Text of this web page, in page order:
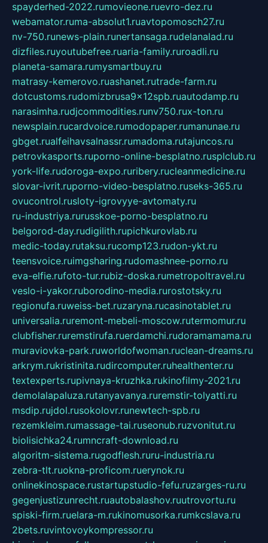
spayderhed-2022.rumovieone.ruevro-dez.ru
webamator.ruma-absolut1.ruavtopomosch27.ru
nv-750.runews-plain.runertansaga.rudelanalad.ru
dizfiles.ruyoutubefree.ruaria-family.ruroadli.ru
planeta-samara.rumysmartbuy.ru
matrasy-kemerovo.ruashanet.rutrade-farm.ru
dotcustoms.rudomizbrusa9x12spb.ruautodamp.ru
narasimha.rudjcommodities.runv750.rux-ton.ru
newsplain.rucardvoice.rumodopaper.rumanunae.ru
gbget.rualfeihavsalnassr.rumadoma.rutajuncos.ru
petrovkasports.ruporno-online-besplatno.rusplclub.ru
york-life.rudoroga-expo.ruribery.rucleanmedicine.ru
slovar-ivrit.ruporno-video-besplatno.ruseks-365.ru
ovucontrol.rusloty-igrovyye-avtomaty.ru
ru-industriya.rurusskoe-porno-besplatno.ru
belgorod-day.rudigilith.rupichkurovlab.ru
medic-today.rutaksu.rucomp123.rudon-ykt.ru
teensvoice.ruimgsharing.rudomashnee-porno.ru
eva-elfie.rufoto-tur.rubiz-doska.rumetropoltravel.ru
veslo-i-yakor.ruborodino-media.rurostotsky.ru
regionufa.ruweiss-bet.ruzaryna.rucasinotablet.ru
universalia.ruremont-mebeli-moscow.rutermomur.ru
clubfisher.ruremstirufa.ruerdamchi.rudoramamama.ru
muraviovka-park.ruworldofwoman.ruclean-dreams.ru
arkrym.rukristinita.rudircomputer.ruhealthenter.ru
textexperts.rupivnaya-kruzhka.rukinofilmy-2021.ru
demolalapaluza.rutanyavanya.ruremstir-tolyatti.ru
msdip.rujdol.rusokolovr.runewtech-spb.ru
rezemkleim.rumassage-tai.ruseonub.ruzvonitut.ru
biolisichka24.rumncraft-download.ru
algoritm-sistema.rugodflesh.ruru-industria.ru
zebra-tlt.ruokna-proficom.ruerynok.ru
onlinekinospace.rustartupstudio-fefu.ruzarges-ru.ru
gegenjustizunrecht.ruautobalashov.ruutrovortu.ru
spiski-firm.ruelara-m.rukinomusorka.rumkcslava.ru
2bets.ruvintovoykompressor.ru